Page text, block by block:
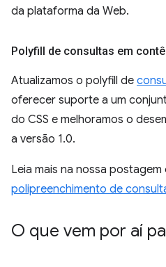
da plataforma da Web.
Polyfill de consultas em
Atualizamos o polyfill de
oferecer suporte a um
do CSS e melhoramos o
a versão 1.0.
Leia mais na nossa
polipreenchimento de
O que vem por aí